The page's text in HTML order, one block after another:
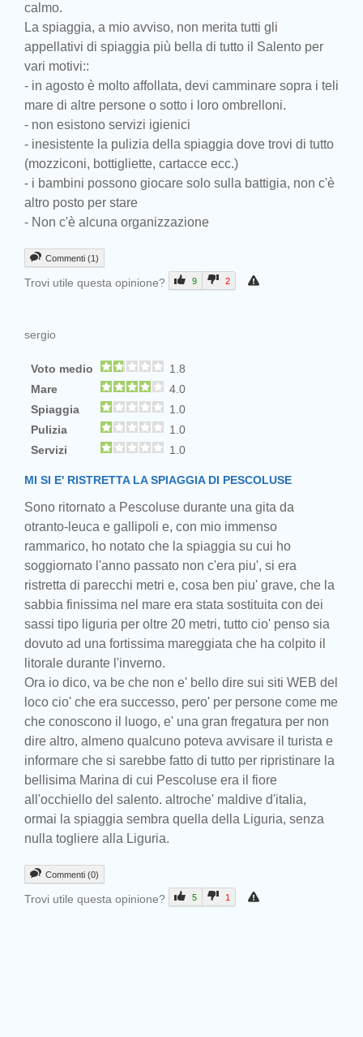
calmo.
La spiaggia, a mio avviso, non merita tutti gli
appellativi di spiaggia più bella di tutto il Salento per
vari motivi::
- in agosto è molto affollata, devi camminare sopra i teli
mare di altre persone o sotto i loro ombrelloni.
- non esistono servizi igienici
- inesistente la pulizia della spiaggia dove trovi di tutto
(mozziconi, bottigliette, cartacce ecc.)
- i bambini possono giocare solo sulla battigia, non c'è
altro posto per stare
- Non c'è alcuna organizzazione
Commenti (1)
Trovi utile questa opinione? 9 2
sergio
Voto medio
1.8
Mare
4.0
Spiaggia
1.0
Pulizia
1.0
Servizi
1.0
MI SI E' RISTRETTA LA SPIAGGIA DI PESCOLUSE
Sono ritornato a Pescoluse durante una gita da
otranto-leuca e gallipoli e, con mio immenso
rammarico, ho notato che la spiaggia su cui ho
soggiornato l'anno passato non c'era piu', si era
ristretta di parecchi metri e, cosa ben piu' grave, che la
sabbia finissima nel mare era stata sostituita con dei
sassi tipo liguria per oltre 20 metri, tutto cio' penso sia
dovuto ad una fortissima mareggiata che ha colpito il
litorale durante l'inverno.
Ora io dico, va be che non e' bello dire sui siti WEB del
loco cio' che era successo, pero' per persone come me
che conoscono il luogo, e' una gran fregatura per non
dire altro, almeno qualcuno poteva avvisare il turista e
informare che si sarebbe fatto di tutto per ripristinare la
bellisima Marina di cui Pescoluse era il fiore
all'occhiello del salento. altroche' maldive d'italia,
ormai la spiaggia sembra quella della Liguria, senza
nulla togliere alla Liguria.
Commenti (0)
Trovi utile questa opinione? 5 1